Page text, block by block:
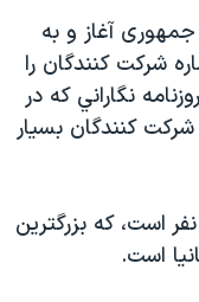
جمهوری آغاز و به
شرکت کنندگان را
اما روزنامه نگاراني که در
کنندگان بسيار
نيروی ايتاليا در عراق نزديک به 3000 نفر است، که بزرگترين
است.